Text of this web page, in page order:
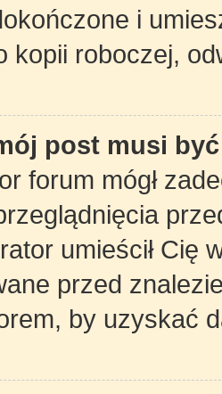
i
kopii roboczej,
post musi
forum mógł
umieścił Cię
przed
by uzyskać